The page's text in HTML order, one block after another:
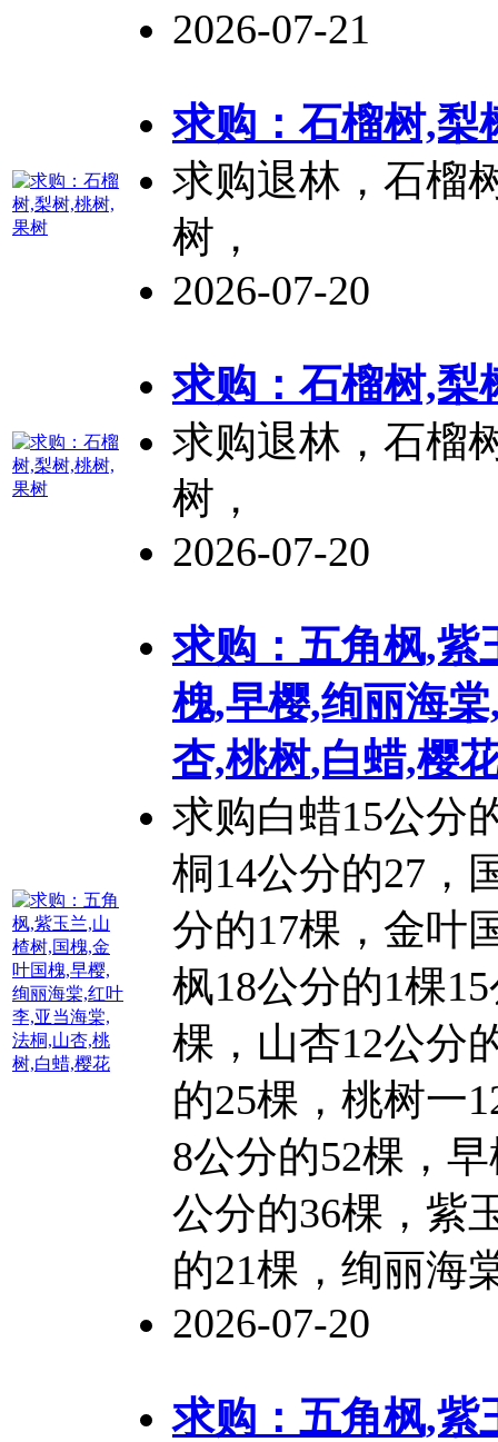
2026-07-21
求购：石榴树,梨
求购退林，石榴
树，
2026-07-20
求购：石榴树,梨
求购退林，石榴
树，
2026-07-20
求购：五角枫,紫
槐,早樱,绚丽海
杏,桃树,白蜡,樱
求购白蜡15公分
桐14公分的27，
分的17棵，金叶
枫18公分的1棵
棵，山杏12公分
的25棵， 桃树一
8公分的52棵，
公分的36棵，紫
的21棵，绚丽海
2026-07-20
求购：五角枫,紫